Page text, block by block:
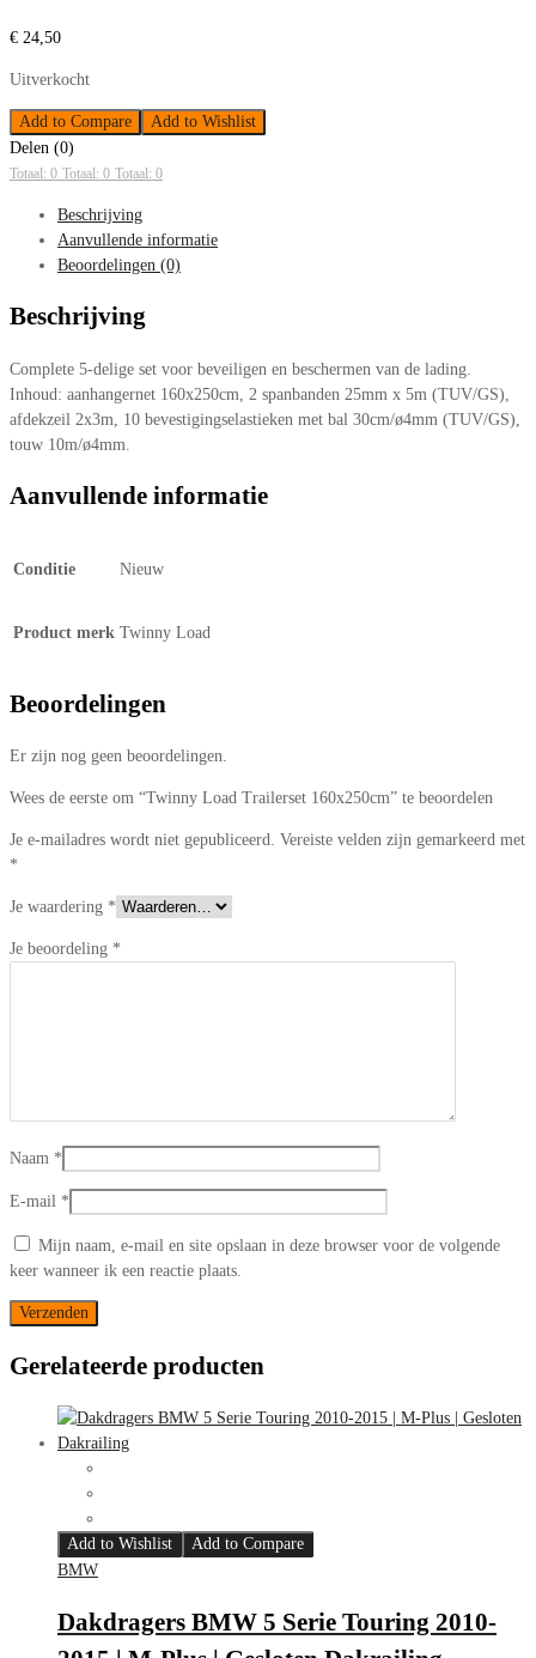
€ 24,50
Uitverkocht
Add to Compare
Add to Wishlist
Delen (0)
Totaal: 0 Totaal: 0 Totaal: 0
Beschrijving
Aanvullende informatie
Beoordelingen (0)
Beschrijving
Complete 5-delige set voor beveiligen en beschermen van de lading.
Inhoud: aanhangernet 160x250cm, 2 spanbanden 25mm x 5m (TUV/GS),
afdekzeil 2x3m, 10 bevestigingselastieken met bal 30cm/ø4mm (TUV/GS),
touw 10m/ø4mm.
Aanvullende informatie
Conditie Nieuw
Product merk Twinny Load
Beoordelingen
Er zijn nog geen beoordelingen.
Wees de eerste om “Twinny Load Trailerset 160x250cm” te beoordelen
Je e-mailadres wordt niet gepubliceerd. Vereiste velden zijn gemarkeerd met
*
Je waardering *
Je beoordeling *
Naam *
E-mail *
Mijn naam, e-mail en site opslaan in deze browser voor de volgende
keer wanneer ik een reactie plaats.
Gerelateerde producten
Add to Wishlist
Add to Compare
BMW
Dakdragers BMW 5 Serie Touring 2010-